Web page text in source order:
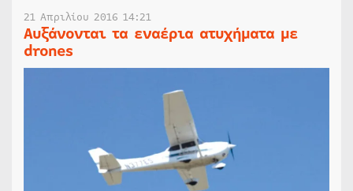
21 Απριλίου 2016 14:21
Αυξάνονται τα εναέρια ατυχήματα με
drones